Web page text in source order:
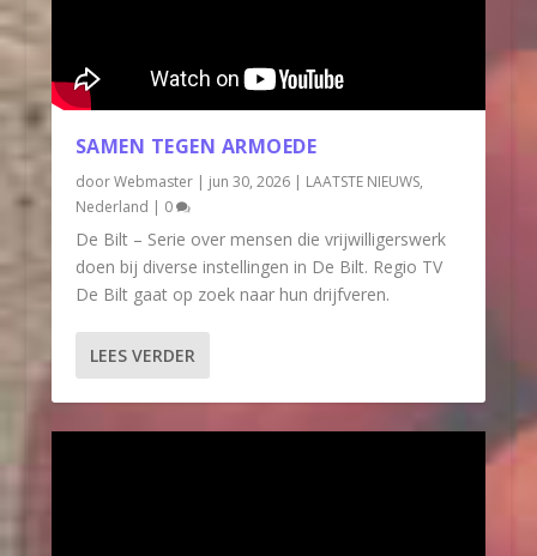
SAMEN TEGEN ARMOEDE
doorWebmaster| jun 30, 2026| LAATSTE NIEUWS,
Nederland | 0
De Bilt – Serie over mensen die vrijwilligerswerk
doen bij diverse instellingen in De Bilt. Regio TV
De Bilt gaat op zoek naar hun drijfveren.
LEES VERDER